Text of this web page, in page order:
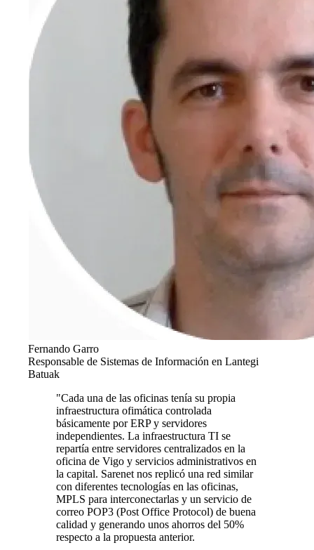
Fernando Garro
Responsable de Sistemas de Información en Lantegi
Batuak
"Cada una de las oficinas tenía su propia
infraestructura ofimática controlada
básicamente por ERP y servidores
independientes. La infraestructura TI se
repartía entre servidores centralizados en la
oficina de Vigo y servicios administrativos en
la capital. Sarenet nos replicó una red similar
con diferentes tecnologías en las oficinas,
MPLS para interconectarlas y un servicio de
correo POP3 (Post Office Protocol) de buena
calidad y generando unos ahorros del 50%
respecto a la propuesta anterior.